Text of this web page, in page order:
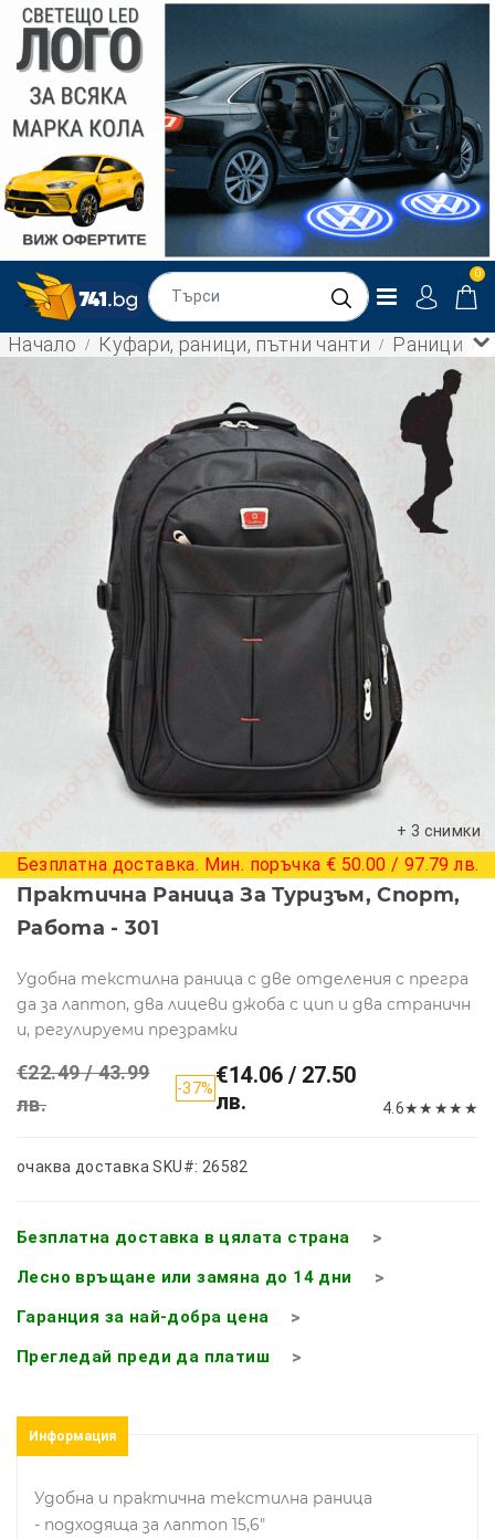
0
Начало Куфари, раници, пътни чанти Раници
+ 3 снимки
Безплатна доставка. Мин. поръчка € 50.00 / 97.79 лв.
Практична Раница За Туризъм, Спорт,
Работа - 301
Удобна текстилна раница с две отделения с прегра
да за лаптоп, два лицеви джоба с цип и два страничн
и, регулируеми презрамки
€22.49 / 43.99
лв.
-37%€14.06 / 27.50
лв.
4.6★★ ★★ ★
очаква доставка SKU#: 26582
Безплатна доставка в цялата страна
Лесно връщане или замяна до 14 дни
Гаранция за най-добра цена
Прегледай преди да платиш
Информация
Удобна и практична текстилна раница
- подходяща за лаптоп 15,6"